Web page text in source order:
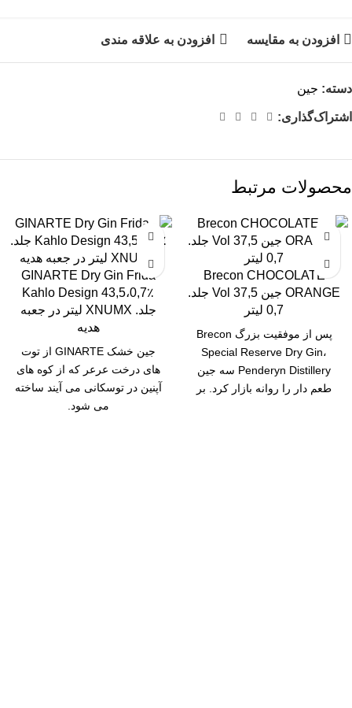
افزودن به مقایسه افزودن به علاقه مندی
دسته: جین
اشتراک‌گذاری:
محصولات مرتبط
Brecon CHOCOLATE
ORANGE جین 37,5 Vol جلد.
0,7 لیتر
پس از موفقیت بزرگ Brecon
Special Reserve Dry Gin،
Penderyn Distillery سه جین
طعم دار را روانه بازار کرد. بر
GINARTE Dry Gin Frida
Kahlo Design 43,5،0,7٪
جلد. XNUMX لیتر در جعبه
هدیه
جین خشک GINARTE از توت
های درخت عرعر که از کوه های
آپنین در توسکانی می آیند ساخته
می شود.